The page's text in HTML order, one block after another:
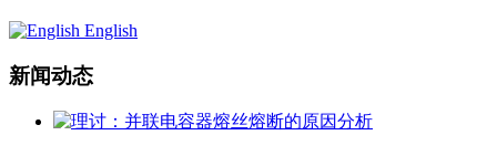
English
新闻动态